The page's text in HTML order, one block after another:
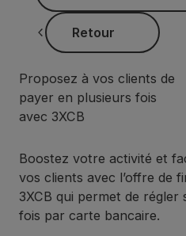
Retour
Retour
Proposez à vos clients de
payer en plusieurs fois
avec 3XCB
Boostez votre activité et
vos clients avec l’offre de
3XCB qui permet de
fois par carte bancaire.